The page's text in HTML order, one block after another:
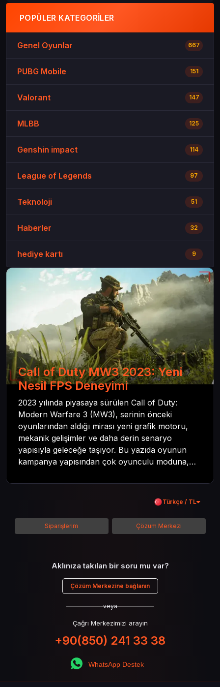
POPÜLER KATEGORILER
Genel Oyunlar 667
PUBG Mobile 151
Valorant 147
MLBB 125
Genshin impact 114
League of Legends 97
Teknoloji 51
Haberler 32
hediye kartı 9
Call of Duty MW3 2023: Yeni
Nesil FPS Deneyimi
2023 yılında piyasaya sürülen Call of Duty:
Modern Warfare 3 (MW3), serinin önceki
oyunlarından aldığı mirası yeni grafik motoru,
mekanik gelişimler ve daha derin senaryo
yapısıyla geleceğe taşıyor. Bu yazıda oyunun
kampanya yapısından çok oyunculu moduna,
kadar her şeyi kapsamaya çalışacaktır. Tüm
içeriği boyunca Call of Duty evreninin
detaylarına inilecek ve steam hediye kartı
kullanımının avantajlarından da bahsedilecektir.
Türkçe / TL
Siparişlerim Çözüm Merkezi
Aklınıza takılan bir soru mu var?
Çözüm Merkezine bağlanın
veya
Çağrı Merkezimizi arayın
+90(850) 241 33 38
WhatsApp Destek